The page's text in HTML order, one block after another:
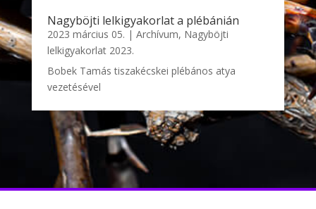
Nagyböjti lelkigyakorlat a plébánián
2023 március 05. | Archívum, Nagyböjti
lelkigyakorlat 2023.
Bobek Tamás tiszakécskei plébános atya
vezetésével